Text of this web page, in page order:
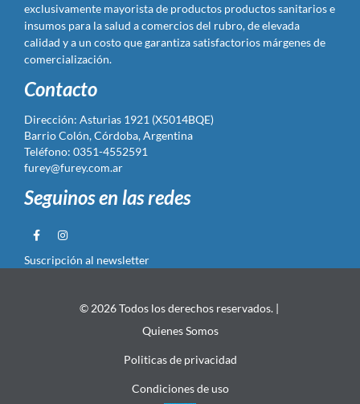
exclusivamente mayorista de productos productos sanitarios e
insumos para la salud a comercios del rubro, de elevada
calidad y a un costo que garantiza satisfactorios márgenes de
comercialización.
Contacto
Dirección: Asturias 1921 (X5014BQE)
Barrio Colón, Córdoba, Argentina
Teléfono: 0351-4552591
furey@furey.com.ar
Seguinos en las redes
Suscripción al newsletter
© 2026 Todos los derechos reservados. |
Quienes Somos
Politicas de privacidad
Condiciones de uso